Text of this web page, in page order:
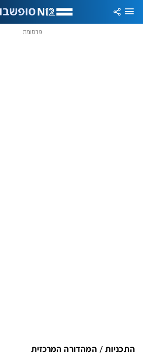
פרסומת
התכניות המהדורה המרכזית